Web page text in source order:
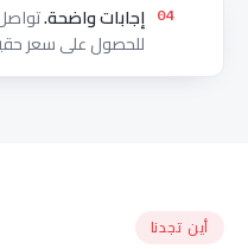
04 إجابات واضحة.
للحصول على سعر
أين تجدنا